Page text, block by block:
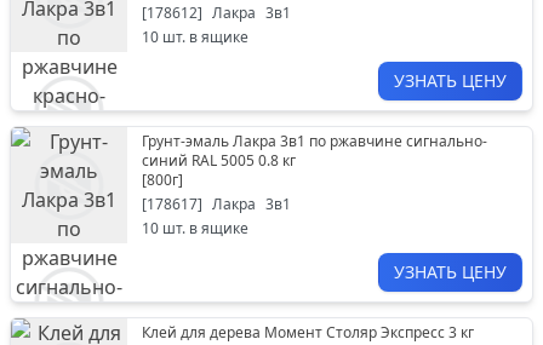
[178612] Лакра 3в1
10 шт. в ящике
УЗНАТЬ ЦЕНУ
Грунт-эмаль Лакра 3в1 по ржавчине сигнально-
синий RAL 5005 0.8 кг
[800г]
[178617] Лакра 3в1
10 шт. в ящике
УЗНАТЬ ЦЕНУ
Клей для дерева Момент Столяр Экспресс 3 кг